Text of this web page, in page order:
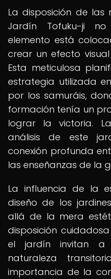
La disposición de
Jardín Tofuku-ji
elemento está
crear un efecto
Esta meticulosa
estrategia utilizada
por los samuráis,
formación tenía un
lograr la victoria.
análisis de este
conexión profunda
las enseñanzas de la
La influencia de la
diseño de los
allá de la mera
disposición
el jardín invitan a
naturaleza
importancia de la